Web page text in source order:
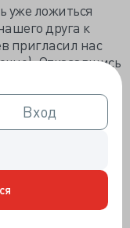
Вход
Вход
уже ложиться
друга к
пригласил нас
Отказавшись
источников,
хозяевам леса.
достали свои
от нашего
белых толстых
потекли,
я не восторге от